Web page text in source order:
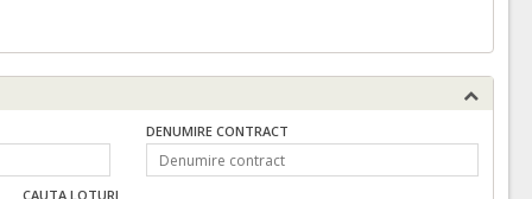
DENUMIRE CONTRACT
CAUTA LOTURI